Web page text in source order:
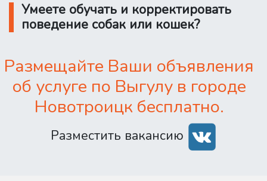
Умеете обучать и корректировать
поведение собак или кошек?
Размещайте Ваши объявления
об услуге по Выгулу в городе
Новотроицк бесплатно.
Разместить вакансию